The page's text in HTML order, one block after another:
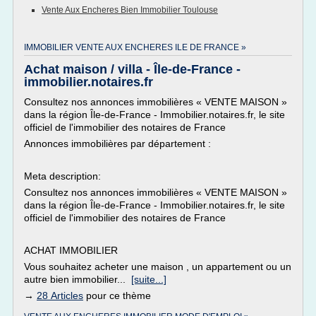
Vente Aux Encheres Bien Immobilier Toulouse
IMMOBILIER VENTE AUX ENCHERES ILE DE FRANCE »
Achat maison / villa - Île-de-France -
immobilier.notaires.fr
Consultez nos annonces immobilières « VENTE MAISON »
dans la région Île-de-France - Immobilier.notaires.fr, le site
officiel de l'immobilier des notaires de France
Annonces immobilières par département :
Meta description:
Consultez nos annonces immobilières « VENTE MAISON »
dans la région Île-de-France - Immobilier.notaires.fr, le site
officiel de l'immobilier des notaires de France
ACHAT IMMOBILIER
Vous souhaitez acheter une maison , un appartement ou un
autre bien immobilier... [suite...]
→ 28 Articles pour ce thème